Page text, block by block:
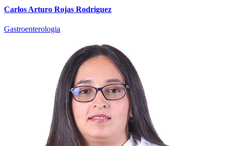
Carlos Arturo Rojas Rodriguez
Gastroenterologia